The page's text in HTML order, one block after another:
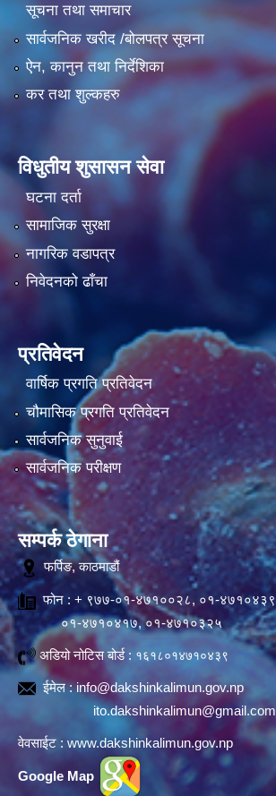
सूचना तथा समाचार
सार्वजनिक खरीद /बोलपत्र सूचना
ऐन, कानुन तथा निर्देशिका
कर तथा शुल्कहरु
विधुतीय शुसासन सेवा
घटना दर्ता
सामाजिक सुरक्षा
नागरिक वडापत्र
निवेदनको ढाँचा
प्रतिवेदन
वार्षिक प्रगति प्रतिवेदन
चौमासिक प्रगति प्रतिवेदन
सार्वजनिक सुनुवाई
सार्वजनिक परीक्षण
सम्पर्क ठेगाना
फर्पिङ, काठमाडौं
फोन : + ९७७-०१-४७१००२८, ०१-४७१०४३९
०१-४७१०४१७, ०१-४७१०३२५
अडियो नोटिस बोर्ड : १६१८०१४७१०४३९
ईमेल :info@dakshinkalimun.gov.np
ito.dakshinkalimun@gmail.com
वेवसाईट : www.dakshinkalimun.gov.np
Google Map